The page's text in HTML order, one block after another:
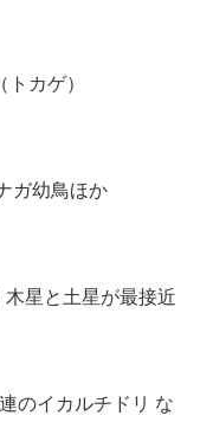
カゲ）
ガ幼鳥ほか
木星と土星が最接近
のイカルチドリ な